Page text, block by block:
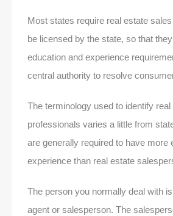
Most states require real estate
be licensed by the state, so that
education and experience
central authority to resolve
The terminology used to identify real
professionals varies a little from
are generally required to have more
experience than real estate
The person you normally deal with
agent or salesperson. The